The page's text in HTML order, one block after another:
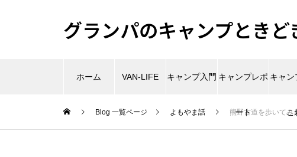
グランパのキャンプときど
ホーム VAN-LIFE キャンプ入門 キャンプレポ
ート
キャン
こ
Blog 一覧ページ よもやま話 熊野古道を歩いてみ